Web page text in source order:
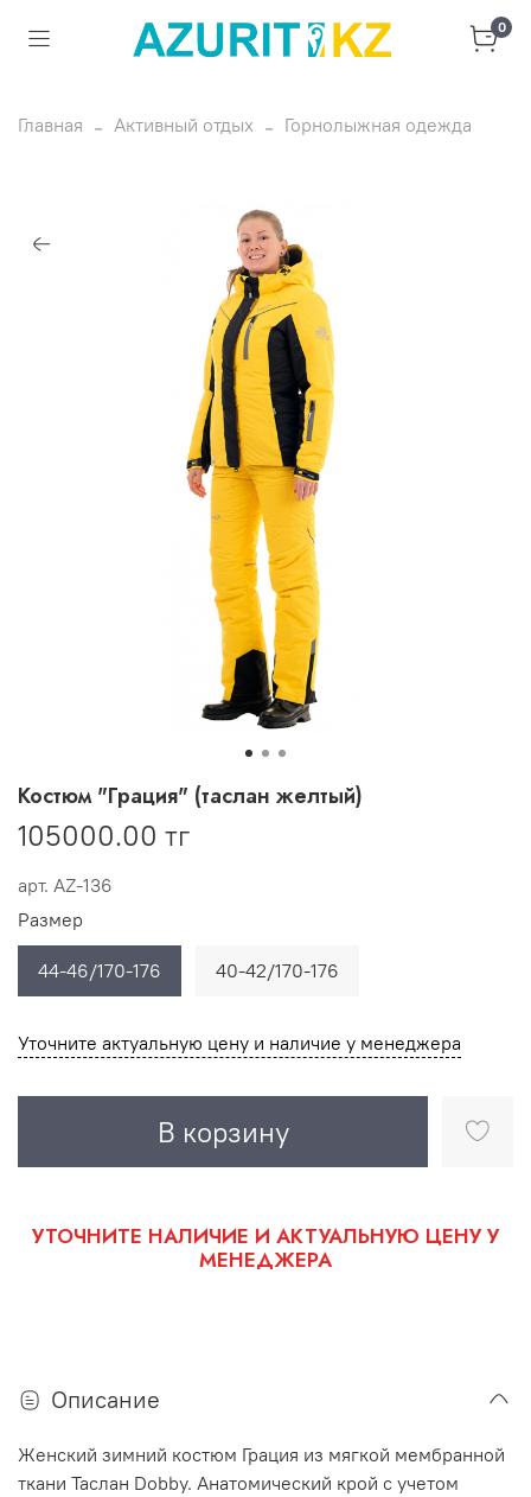
0
Главная Активный отдых Горнолыжная одежда
арт. AZ-136
Костюм "Грация" (таслан желтый)
105000.00 тг
Уточните актуальную цену и наличие у менеджера
В корзину
Размер
44-46/170-176 40-42/170-176
УТОЧНИТЕ НАЛИЧИЕ И АКТУАЛЬНУЮ ЦЕНУ У
МЕНЕДЖЕРА
Описание
Женский зимний костюм Грация из мягкой мембранной
ткани Таслан Dobby. Анатомический крой с учетом